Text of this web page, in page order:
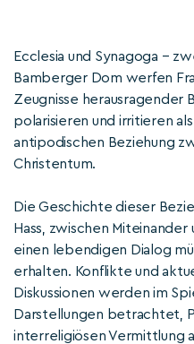
Ecclesia und Synagoga –
Bamberger Dom werfen
Zeugnisse herausragender
polarisieren und irritieren
antipodischen Beziehung
Christentum.
Die Geschichte dieser
Hass, zwischen
einen lebendigen Dialog
erhalten. Konflikte und
Diskussionen werden im
Darstellungen betrachtet,
interreligiösen Vermittlung